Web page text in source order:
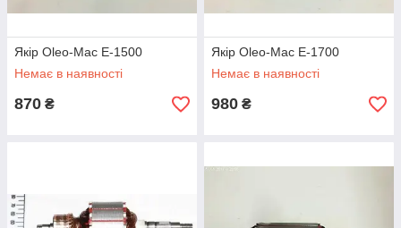
Якір Oleo-Mac E-1500
Немає в наявності
870 ₴
Якір Oleo-Mac E-1700
Немає в наявності
980 ₴